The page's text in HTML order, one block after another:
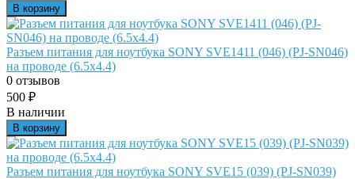
В корзину
Разъем питания для ноутбука SONY SVE1411 (046) (PJ-SN046)
на проводе (6.5х4.4)
0 отзывов
500 ₽
В наличии
В корзину
Разъем питания для ноутбука SONY SVE15 (039) (PJ-SN039)